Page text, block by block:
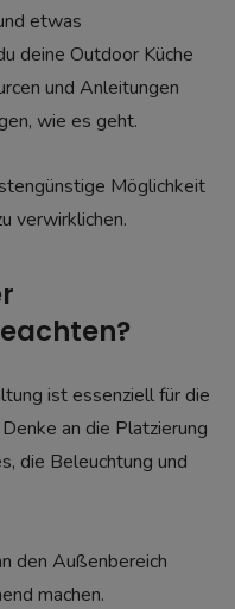
etwas
deine Outdoor Küche
und Anleitungen
wie es geht.
Möglichkeit
verwirklichen.
ist essenziell für die
an die Platzierung
die Beleuchtung und
den Außenbereich
machen.